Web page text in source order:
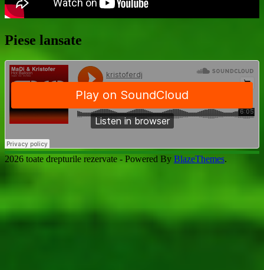
Piese lansate
2026 toate drepturile rezervate - Powered By BlazeThemes.